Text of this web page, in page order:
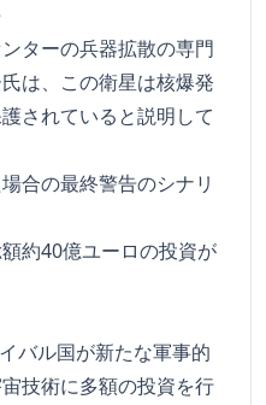
ターの兵器拡散の専門
は、この衛星は核爆発
されていると説明して
合の最終警告のシナリ
約40億ユーロの投資が
バル国が新たな軍事的
技術に多額の投資を行